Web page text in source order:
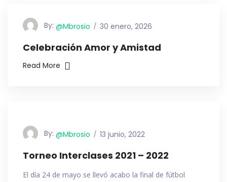
By: @mbrosio 30 enero, 2026
Celebración Amor y Amistad
Read More
By: @mbrosio 13 junio, 2022
Torneo Interclases 2021 – 2022
El día 24 de mayo se llevó acabo la final de fútbol